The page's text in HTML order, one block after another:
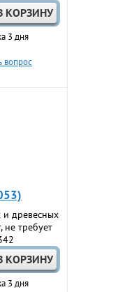
3 дня
вопрос
и древесных
не требует
3 дня